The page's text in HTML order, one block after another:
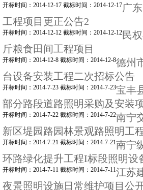
开标时间：2014-12-17 截标时间：2014-12-17广
工程项目更正公告2
开标时间：2014-12-12 截标时间：2014-12-12 民
斤粮食田间工程项目
开标时间：2014-12-8 截标时间：2014-12-8德州
台设备安装工程二次招标公告
开标时间：2014-7-23 截标时间：2014-7-23宝丰
部分路段道路照明采购及安装
开标时间：2014-7-22 截标时间：2014-7-22南宁
新区堤园路园林景观路照明工
开标时间：2014-7-21 截标时间：2014-7-21南宁
环路绿化提升工程I标段照明设
开标时间：2014-7-11 截标时间：2014-7-11江苏
夜景照明设施日常维护项目公